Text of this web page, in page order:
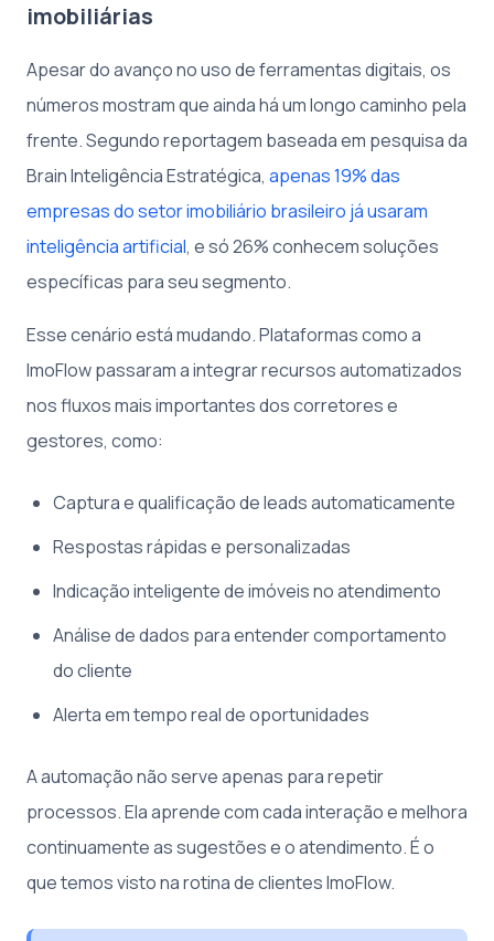
imobiliárias
Apesar do avanço no uso de ferramentas digitais, os
números mostram que ainda há um longo caminho pela
frente. Segundo reportagem baseada em pesquisa da
Brain Inteligência Estratégica, apenas 19% das
empresas do setor imobiliário brasileiro já usaram
inteligência artificial, e só 26% conhecem soluções
específicas para seu segmento.
Esse cenário está mudando. Plataformas como a
ImoFlow passaram a integrar recursos automatizados
nos fluxos mais importantes dos corretores e
gestores, como:
Captura e qualificação de leads automaticamente
Respostas rápidas e personalizadas
Indicação inteligente de imóveis no atendimento
Análise de dados para entender comportamento
do cliente
Alerta em tempo real de oportunidades
A automação não serve apenas para repetir
processos. Ela aprende com cada interação e melhora
continuamente as sugestões e o atendimento. É o
que temos visto na rotina de clientes ImoFlow.